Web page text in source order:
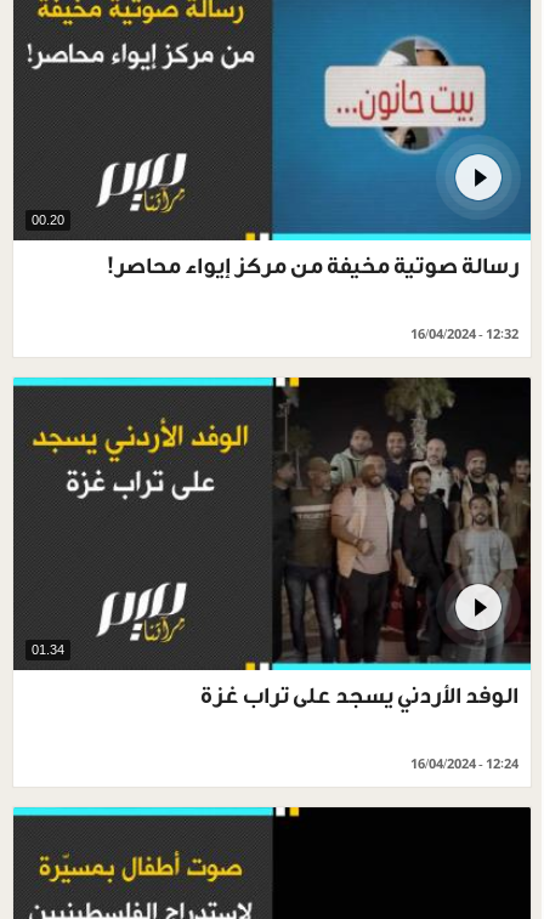
00.20
رسالة صوتية مخيفة من مركز إيواء محاصر!
16/04/2024 - 12:32
01.34
الوفد الأردني يسجد على تراب غزة
16/04/2024 - 12:24